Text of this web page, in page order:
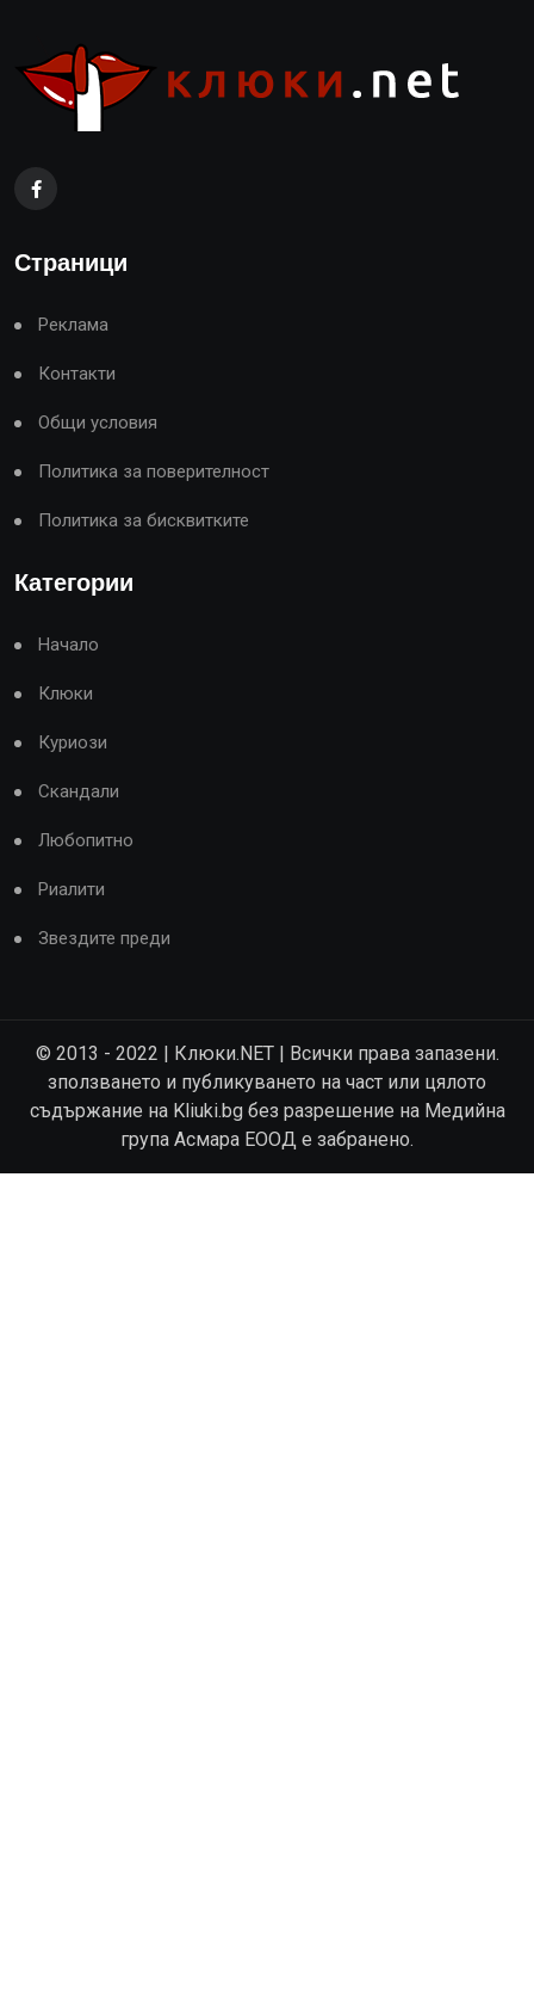
Страници
Реклама
Контакти
Общи условия
Политика за поверителност
Политика за бисквитките
Категории
Начало
Клюки
Куриози
Скандали
Любопитно
Риалити
Звездите преди
© 2013 - 2022 | Клюки.NET | Всички права запазени.
зползването и публикуването на част или цялото
съдържание на Kliuki.bg без разрешение на Медийна
група Асмара ЕООД е забранено.